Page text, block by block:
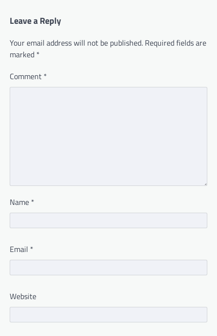
Leave a Reply
Your email address will not be published. Required fields are
marked *
Comment *
Name *
Email *
Website